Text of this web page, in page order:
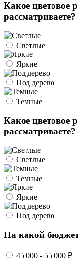
Какое
рассматриваете?
Светлые
Яркие
Под дерево
Темные
Какое
рассматриваете?
Светлые
Темные
Яркие
Под дерево
На какой
45 000 - 55 000 ₽